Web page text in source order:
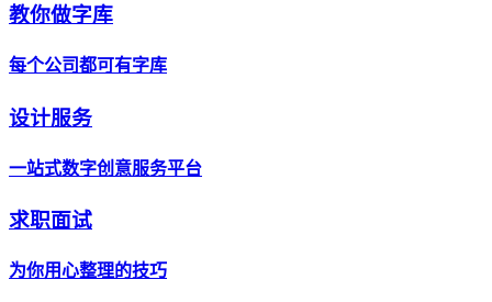
教你做字库
每个公司都可有字库
设计服务
一站式数字创意服务平台
求职面试
为你用心整理的技巧